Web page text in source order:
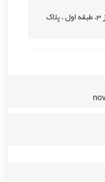
مشهد مقدس ، بازار سپاد ، فاز 3، طبقه اول ، پلاک